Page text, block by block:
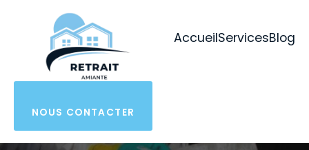
AccueilServicesBlog
NOUS CONTACTER